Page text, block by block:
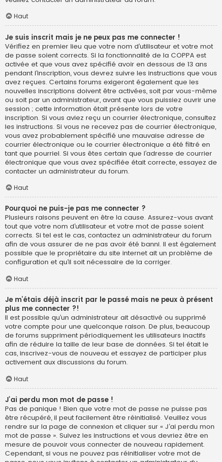
Haut
Je suis inscrit mais je ne peux pas me connecter !
Vérifiez en premier lieu que votre nom d’utilisateur et votre mot
de passe soient corrects. Si la fonctionnalité de la COPPA est
activée et que vous avez spécifié avoir en dessous de 13 ans
pendant l’inscription, vous devrez suivre les instructions que vous
avez reçues. Certains forums exigeront également que les
nouvelles inscriptions doivent être activées, soit par vous-même
ou soit par un administrateur, avant que vous puissiez ouvrir une
session ; cette information était présente lors de votre
inscription. Si vous aviez reçu un courrier électronique, consultez
les instructions. Si vous ne recevez pas de courrier électronique,
vous avez probablement spécifié une mauvaise adresse de
courrier électronique ou le courrier électronique a été filtré en
tant que pourriel. Si vous êtes certain que l’adresse de courrier
électronique que vous avez spécifiée était correcte, essayez de
contacter un administrateur du forum.
Haut
Pourquoi ne puis-je pas me connecter ?
Plusieurs raisons peuvent en être la cause. Assurez-vous avant
tout que votre nom d’utilisateur et votre mot de passe soient
corrects. Si tel est le cas, contactez un administrateur du forum
afin de vous assurer de ne pas avoir été banni. Il est également
possible que le propriétaire du site internet ait un problème de
configuration et qu’il soit nécessaire de la corriger.
Haut
Je m’étais déjà inscrit par le passé mais ne peux à présent
plus me connecter ?!
Il est possible qu’un administrateur ait désactivé ou supprimé
votre compte pour une quelconque raison. De plus, beaucoup
de forums suppriment périodiquement les utilisateurs inactifs
afin de réduire la taille de leur base de données. Si tel était le
cas, inscrivez-vous de nouveau et essayez de participer plus
activement aux discussions du forum.
Haut
J’ai perdu mon mot de passe !
Pas de panique ! Bien que votre mot de passe ne puisse pas
être récupéré, il peut facilement être réinitialisé. Veuillez vous
rendre sur la page de connexion et cliquer sur « J’ai perdu mon
mot de passe ». Suivez les instructions et vous devriez être en
mesure de pouvoir vous connecter de nouveau rapidement.
Cependant, si vous ne pouvez pas réinitialiser votre mot de